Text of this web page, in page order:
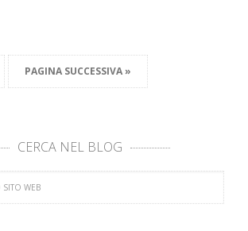
PAGINA SUCCESSIVA »
CERCA NEL BLOG